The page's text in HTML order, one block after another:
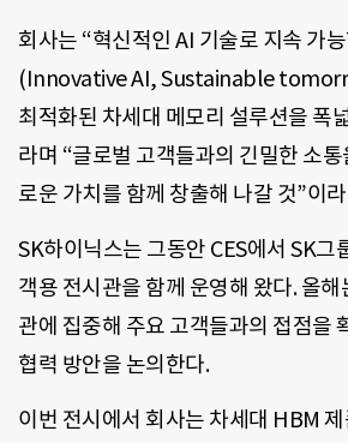
회사는 “혁신적인 AI 기술로 지속 가
(Innovative AI, Sustainable
최적화된 차세대 메모리 설루션을 폭
라며 “글로벌 고객들과의 긴밀한 소
로운 가치를 함께 창출해 나갈 것”이
SK하이닉스는 그동안 CES에서 SK그
객용 전시관을 함께 운영해 왔다. 올해
관에 집중해 주요 고객들과의 접점을
협력 방안을 논의한다.
이번 전시에서 회사는 차세대 HBM